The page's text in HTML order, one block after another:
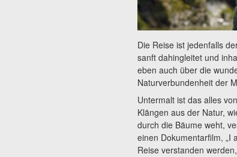
Die Reise ist jedenfalls
sanft dahingleitet und
eben auch über die
Naturverbundenheit der
Untermalt ist das alles
Klängen aus der Natur,
durch die Bäume weht,
einen Dokumentarfilm, „I
Reise verstanden